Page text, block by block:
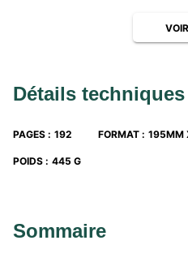
Détails techniques
PAGES : 192 FORMAT : 195MM
POIDS : 445 G
Sommaire